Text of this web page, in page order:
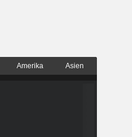
Amerika Asien